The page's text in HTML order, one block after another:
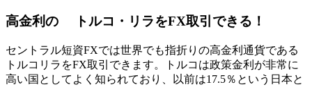
高金利の トルコ・リラをFX取引できる！
セントラル短資FXでは世界でも指折りの高金利通貨である
トルコリラをFX取引できます。トルコは政策金利が非常に
高い国としてよく知られており、以前は17.5％という日本と